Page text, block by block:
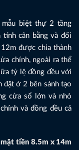
mẫu biệt thự 2 tầng
cân bằng và đối
được chia thành
chính, ngoài ra thể
tỷ lệ đồng đều với
đặt ở 2 bên sảnh tạo
cửa sổ lớn và nhỏ
và đồng đều cả
tiền 8.5m x 14m